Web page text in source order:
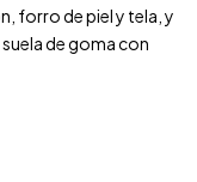
forro de piel y tela, y
suela de goma con